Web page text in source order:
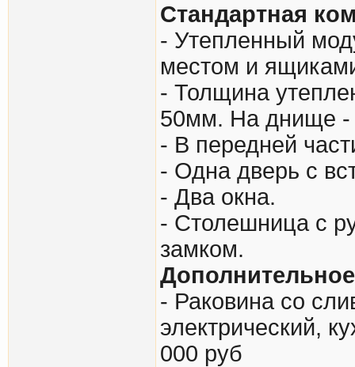
Стандартная
- Утепленный
местом и
- Толщина
50мм. На днище -
- В передней
- Одна дверь с
- Два окна.
- Столешница с
замком.
- Раковина со
электрический,
000 руб